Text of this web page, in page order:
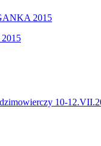
2015
2015
10-